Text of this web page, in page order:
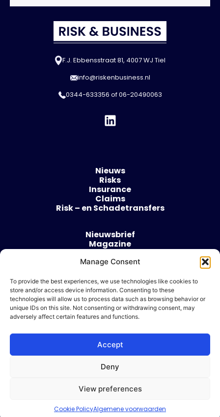
Manage Consent
To provide the best experiences, we use technologies like cookies to
store and/or access device information. Consenting to these
technologies will allow us to process data such as browsing behavior or
unique IDs on this site. Not consenting or withdrawing consent, may
adversely affect certain features and functions.
Accept
Deny
View preferences
Cookie PolicyAlgemene voorwaarden
F.J. Ebbensstraat 81, 4007 WJ Tiel
info@riskenbusiness.nl
0344-633356 of06-20490063
Nieuws
Risks
Insurance
Claims
Risk – en Schadetransfers
Nieuwsbrief
Magazine
Over
Algemene voorwaarden
Cookie beleid
Ik wil adverteren
© 2026 Risk & Business
| Design & Development door